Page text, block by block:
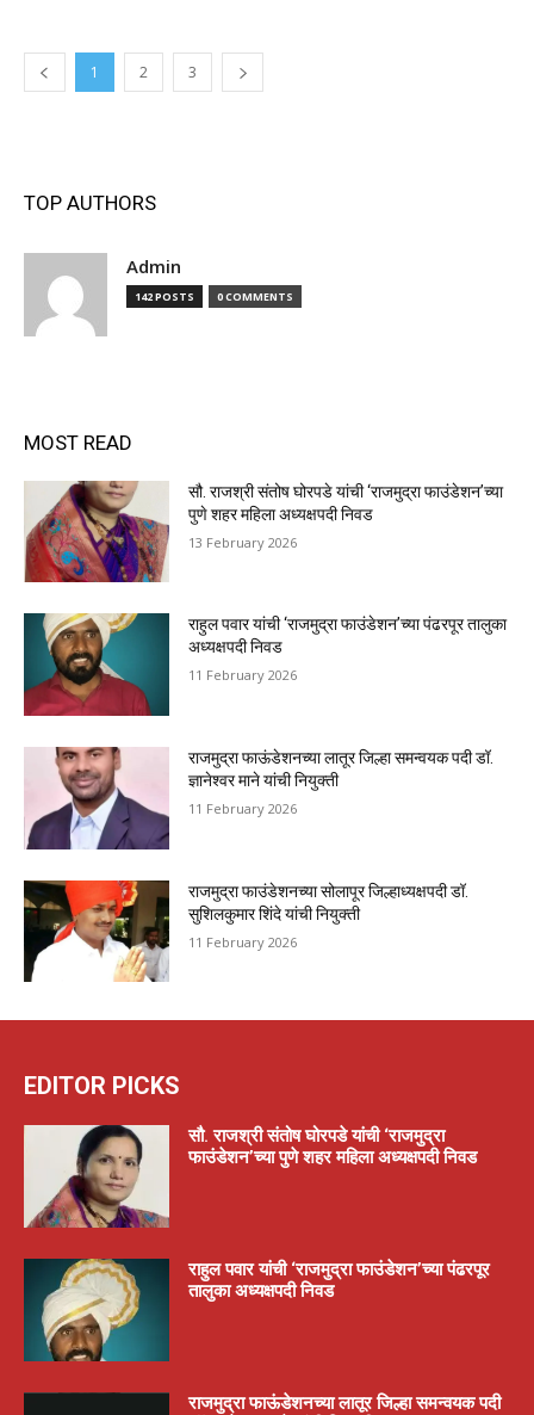
1 2 3
TOP AUTHORS
Admin
142 POSTS 0 COMMENTS
MOST READ
सौ. राजश्री संतोष घोरपडे यांची ‘राजमुद्रा फाउंडेशन’च्या
पुणे शहर महिला अध्यक्षपदी निवड
13 February 2026
राहुल पवार यांची ‘राजमुद्रा फाउंडेशन’च्या पंढरपूर तालुका
अध्यक्षपदी निवड
11 February 2026
राजमुद्रा फाऊंडेशनच्या लातूर जिल्हा समन्वयक पदी डॉ.
ज्ञानेश्वर माने यांची नियुक्ती
11 February 2026
राजमुद्रा फाउंडेशनच्या सोलापूर जिल्हाध्यक्षपदी डॉ.
सुशिलकुमार शिंदे यांची नियुक्ती
11 February 2026
EDITOR PICKS
सौ. राजश्री संतोष घोरपडे यांची ‘राजमुद्रा
फाउंडेशन’च्या पुणे शहर महिला अध्यक्षपदी निवड
राहुल पवार यांची ‘राजमुद्रा फाउंडेशन’च्या पंढरपूर
तालुका अध्यक्षपदी निवड
राजमुद्रा फाऊंडेशनच्या लातूर जिल्हा समन्वयक पदी